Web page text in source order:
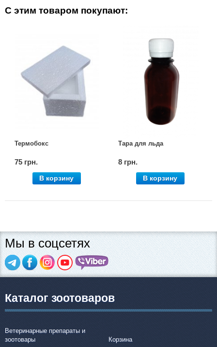
С этим товаром покупают:
Термобокс
75 грн.
В корзину
Тара для льда
8 грн.
В корзину
Мы в соцсетях
Каталог зоотоваров
Ветеринарные препараты и
зоотовары
Корзина